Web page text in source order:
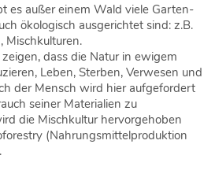
es außer einem Wald viele Garten-
ökologisch ausgerichtet sind: z.B.
Mischkulturen.
dass die Natur in ewigem
Leben, Sterben, Verwesen und
der Mensch wird hier aufgefordert
seiner Materialien zu
die Mischkultur hervorgehoben
(Nahrungsmittelproduktion